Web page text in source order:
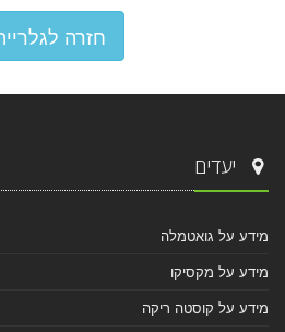
חזרה
יעדים
מידע על גואטמלה
מידע על מקסיקו
מידע על קוסטה ריקה